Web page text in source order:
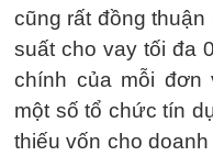
cũng rất đồng
suất cho vay tối đa
chính của mỗi đơn
một số tổ chức tín
thiếu vốn cho